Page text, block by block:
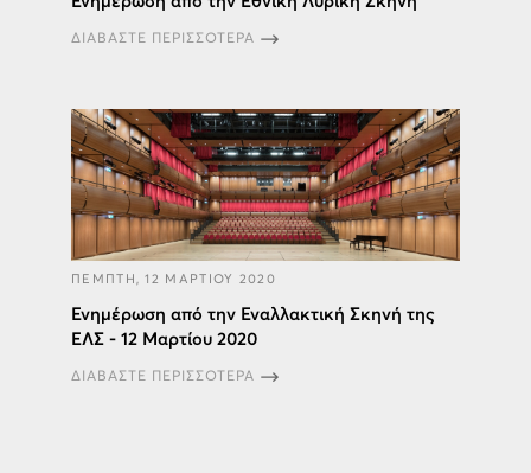
ΔΙΑΒΑΣΤΕ ΠΕΡΙΣΣΟΤΕΡΑ
ΠΕΜΠΤΗ, 12 ΜΑΡΤΙΟΥ 2020
Ενημέρωση από την Εναλλακτική Σκηνή της
ΕΛΣ - 12 Μαρτίου 2020
ΔΙΑΒΑΣΤΕ ΠΕΡΙΣΣΟΤΕΡΑ